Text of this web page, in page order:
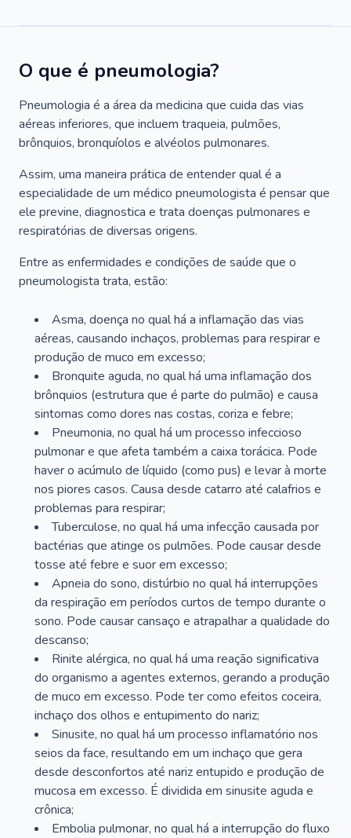
O que é pneumologia?
Pneumologia é a área da medicina que cuida das vias
aéreas inferiores, que incluem traqueia, pulmões,
brônquios, bronquíolos e alvéolos pulmonares.
Assim, uma maneira prática de entender qual é a
especialidade de um médico pneumologista é pensar que
ele previne, diagnostica e trata doenças pulmonares e
respiratórias de diversas origens.
Entre as enfermidades e condições de saúde que o
pneumologista trata, estão:
Asma, doença no qual há a inflamação das vias
aéreas, causando inchaços, problemas para respirar e
produção de muco em excesso;
Bronquite aguda, no qual há uma inflamação dos
brônquios (estrutura que é parte do pulmão) e causa
sintomas como dores nas costas, coriza e febre;
Pneumonia, no qual há um processo infeccioso
pulmonar e que afeta também a caixa torácica. Pode
haver o acúmulo de líquido (como pus) e levar à morte
nos piores casos. Causa desde catarro até calafrios e
problemas para respirar;
Tuberculose, no qual há uma infecção causada por
bactérias que atinge os pulmões. Pode causar desde
tosse até febre e suor em excesso;
Apneia do sono, distúrbio no qual há interrupções
da respiração em períodos curtos de tempo durante o
sono. Pode causar cansaço e atrapalhar a qualidade do
descanso;
Rinite alérgica, no qual há uma reação significativa
do organismo a agentes externos, gerando a produção
de muco em excesso. Pode ter como efeitos coceira,
inchaço dos olhos e entupimento do nariz;
Sinusite, no qual há um processo inflamatório nos
seios da face, resultando em um inchaço que gera
desde desconfortos até nariz entupido e produção de
mucosa em excesso. É dividida em sinusite aguda e
crônica;
Embolia pulmonar, no qual há a interrupção do fluxo